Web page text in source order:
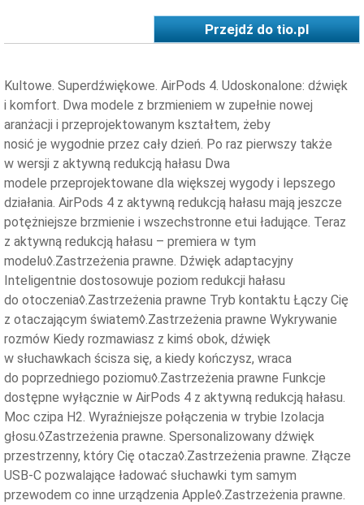
Przejdź dotio.pl
Kultowe. Superdźwiękowe. AirPods 4. Udoskonalone: dźwięk
i komfort. Dwa modele z brzmieniem w zupełnie nowej
aranżacji i przeprojektowanym kształtem, żeby
nosić je wygodnie przez cały dzień. Po raz pierwszy także
w wersji z aktywną redukcją hałasu Dwa
modele przeprojektowane dla większej wygody i lepszego
działania. AirPods 4 z aktywną redukcją hałasu mają jeszcze
potężniejsze brzmienie i wszechstronne etui ładujące. Teraz
z aktywną redukcją hałasu – premiera w tym
modelu◊.Zastrzeżenia prawne. Dźwięk adaptacyjny
Inteligentnie dostosowuje poziom redukcji hałasu
do otoczenia◊.Zastrzeżenia prawne Tryb kontaktu Łączy Cię
z otaczającym światem◊.Zastrzeżenia prawne Wykrywanie
rozmów Kiedy rozmawiasz z kimś obok, dźwięk
w słuchawkach ścisza się, a kiedy kończysz, wraca
do poprzedniego poziomu◊.Zastrzeżenia prawne Funkcje
dostępne wyłącznie w AirPods 4 z aktywną redukcją hałasu.
Moc czipa H2. Wyraźniejsze połączenia w trybie Izolacja
głosu.◊Zastrzeżenia prawne. Spersonalizowany dźwięk
przestrzenny, który Cię otacza◊.Zastrzeżenia prawne. Złącze
USB‑C pozwalające ładować słuchawki tym samym
przewodem co inne urządzenia Apple◊.Zastrzeżenia prawne.